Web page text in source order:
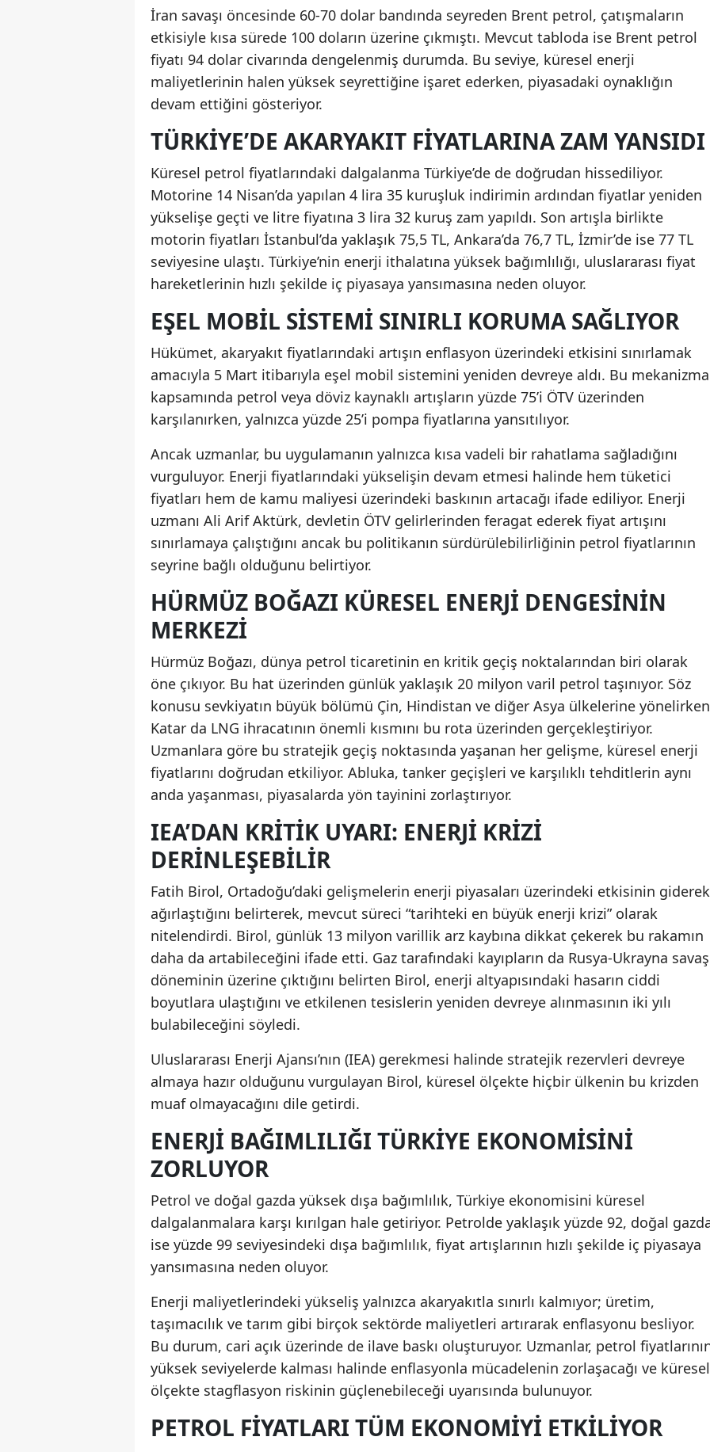
İran savaşı öncesinde 60-70 dolar bandında seyreden Brent petrol, çatışmaların
etkisiyle kısa sürede 100 doların üzerine çıkmıştı. Mevcut tabloda ise Brent petrol
fiyatı 94 dolar civarında dengelenmiş durumda. Bu seviye, küresel enerji
maliyetlerinin halen yüksek seyrettiğine işaret ederken, piyasadaki oynaklığın
devam ettiğini gösteriyor.
TÜRKIYE’DE AKARYAKIT FIYATLARINA ZAM YANSIDI
Küresel petrol fiyatlarındaki dalgalanma Türkiye’de de doğrudan hissediliyor.
Motorine 14 Nisan’da yapılan 4 lira 35 kuruşluk indirimin ardından fiyatlar yeniden
yükselişe geçti ve litre fiyatına 3 lira 32 kuruş zam yapıldı. Son artışla birlikte
motorin fiyatları İstanbul’da yaklaşık 75,5 TL, Ankara’da 76,7 TL, İzmir’de ise 77 TL
seviyesine ulaştı. Türkiye’nin enerji ithalatına yüksek bağımlılığı, uluslararası fiyat
hareketlerinin hızlı şekilde iç piyasaya yansımasına neden oluyor.
EŞEL MOBIL SISTEMI SINIRLI KORUMA SAĞLIYOR
Hükümet, akaryakıt fiyatlarındaki artışın enflasyon üzerindeki etkisini sınırlamak
amacıyla 5 Mart itibarıyla eşel mobil sistemini yeniden devreye aldı. Bu mekanizma
kapsamında petrol veya döviz kaynaklı artışların yüzde 75’i ÖTV üzerinden
karşılanırken, yalnızca yüzde 25’i pompa fiyatlarına yansıtılıyor.
Ancak uzmanlar, bu uygulamanın yalnızca kısa vadeli bir rahatlama sağladığını
vurguluyor. Enerji fiyatlarındaki yükselişin devam etmesi halinde hem tüketici
fiyatları hem de kamu maliyesi üzerindeki baskının artacağı ifade ediliyor. Enerji
uzmanı Ali Arif Aktürk, devletin ÖTV gelirlerinden feragat ederek fiyat artışını
sınırlamaya çalıştığını ancak bu politikanın sürdürülebilirliğinin petrol fiyatlarının
seyrine bağlı olduğunu belirtiyor.
HÜRMÜZ BOĞAZI KÜRESEL ENERJI DENGESININ
MERKEZI
Hürmüz Boğazı, dünya petrol ticaretinin en kritik geçiş noktalarından biri olarak
öne çıkıyor. Bu hat üzerinden günlük yaklaşık 20 milyon varil petrol taşınıyor. Söz
konusu sevkiyatın büyük bölümü Çin, Hindistan ve diğer Asya ülkelerine
Katar da LNG ihracatının önemli kısmını bu rota üzerinden gerçekleştiriyor.
Uzmanlara göre bu stratejik geçiş noktasında yaşanan her gelişme, küresel enerji
fiyatlarını doğrudan etkiliyor. Abluka, tanker geçişleri ve karşılıklı tehditlerin aynı
anda yaşanması, piyasalarda yön tayinini zorlaştırıyor.
IEA’DAN KRITIK UYARI: ENERJI KRIZI
DERINLEŞEBILIR
Fatih Birol, Ortadoğu’daki gelişmelerin enerji piyasaları üzerindeki etkisinin giderek
ağırlaştığını belirterek, mevcut süreci “tarihteki en büyük enerji krizi” olarak
nitelendirdi. Birol, günlük 13 milyon varillik arz kaybına dikkat çekerek bu rakamın
daha da artabileceğini ifade etti. Gaz tarafındaki kayıpların da Rusya-Ukrayna
döneminin üzerine çıktığını belirten Birol, enerji altyapısındaki hasarın ciddi
boyutlara ulaştığını ve etkilenen tesislerin yeniden devreye alınmasının iki yılı
bulabileceğini söyledi.
Uluslararası Enerji Ajansı’nın (IEA) gerekmesi halinde stratejik rezervleri devreye
almaya hazır olduğunu vurgulayan Birol, küresel ölçekte hiçbir ülkenin bu krizden
muaf olmayacağını dile getirdi.
ENERJI BAĞIMLILIĞI TÜRKIYE EKONOMISINI
ZORLUYOR
Petrol ve doğal gazda yüksek dışa bağımlılık, Türkiye ekonomisini küresel
dalgalanmalara karşı kırılgan hale getiriyor. Petrolde yaklaşık yüzde 92, doğal
ise yüzde 99 seviyesindeki dışa bağımlılık, fiyat artışlarının hızlı şekilde iç piyasaya
yansımasına neden oluyor.
Enerji maliyetlerindeki yükseliş yalnızca akaryakıtla sınırlı kalmıyor; üretim,
taşımacılık ve tarım gibi birçok sektörde maliyetleri artırarak enflasyonu besliyor.
Bu durum, cari açık üzerinde de ilave baskı oluşturuyor. Uzmanlar, petrol
yüksek seviyelerde kalması halinde enflasyonla mücadelenin zorlaşacağı ve küresel
ölçekte stagflasyon riskinin güçlenebileceği uyarısında bulunuyor.
PETROL FIYATLARI TÜM EKONOMIYI ETKILIYOR